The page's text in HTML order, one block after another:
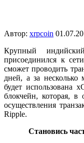
Автор: xrpcoin
Крупный
присоединился к
сможет проводить
дней, а за несколько
будет использована
блокчейн, которая, в
осуществления
Ripple.
Становись